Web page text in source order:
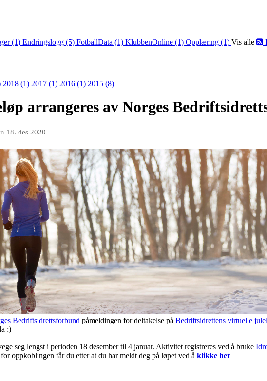
(1) Endringslogg (5) FotballData (1) KlubbenOnline (1) Opplæring (1) Vis alle
2018 (1) 2017 (1) 2016 (1) 2015 (8)
arrangeres av Norges
18. des 2020
Bedriftsidrettsforbund påmeldingen for deltakelse på Bedriftsidrettens virtuelle
:)
seg lengst i perioden 18 desember til 4 januar. Aktivitet registreres ved å bruke
oppkoblingen får du etter at du har meldt deg på løpet ved å klikke her